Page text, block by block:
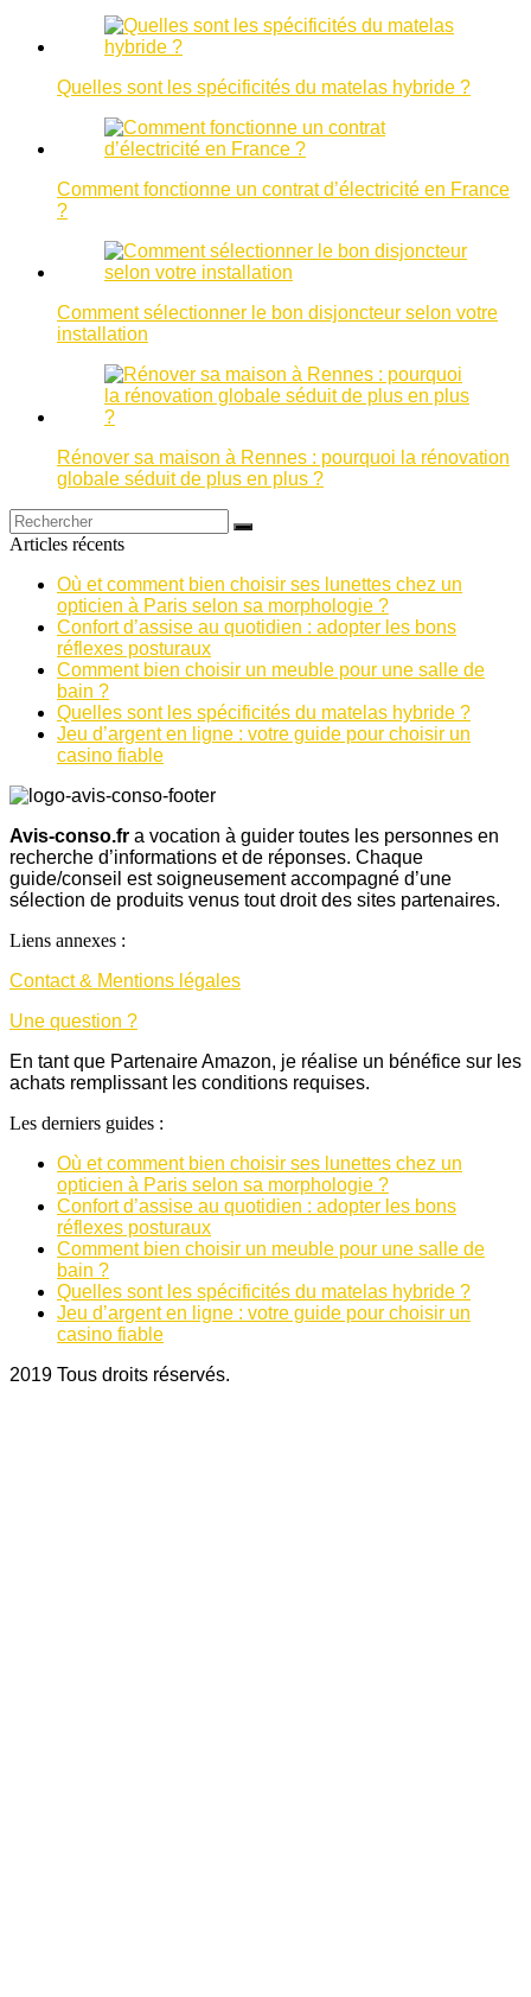
Quelles sont les spécificités du matelas hybride ?
Comment fonctionne un contrat d’électricité en France
?
Comment sélectionner le bon disjoncteur selon votre
installation
Rénover sa maison à Rennes : pourquoi la rénovation
globale séduit de plus en plus ?
Articles récents
Où et comment bien choisir ses lunettes chez un
opticien à Paris selon sa morphologie ?
Confort d’assise au quotidien : adopter les bons
réflexes posturaux
Comment bien choisir un meuble pour une salle de
bain ?
Quelles sont les spécificités du matelas hybride ?
Jeu d’argent en ligne : votre guide pour choisir un
casino fiable
Avis-conso.fr a vocation à guider toutes les personnes en
recherche d’informations et de réponses. Chaque
guide/conseil est soigneusement accompagné d’une
sélection de produits venus tout droit des sites partenaires.
Liens annexes :
Contact & Mentions légales
Une question ?
En tant que Partenaire Amazon, je réalise un bénéfice sur les
achats remplissant les conditions requises.
Les derniers guides :
Où et comment bien choisir ses lunettes chez un
opticien à Paris selon sa morphologie ?
Confort d’assise au quotidien : adopter les bons
réflexes posturaux
Comment bien choisir un meuble pour une salle de
bain ?
Quelles sont les spécificités du matelas hybride ?
Jeu d’argent en ligne : votre guide pour choisir un
casino fiable
2019 Tous droits réservés.